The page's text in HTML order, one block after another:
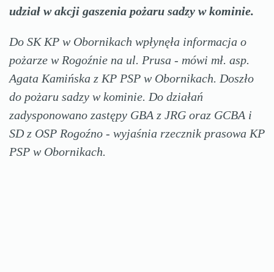
udział w akcji gaszenia pożaru sadzy w kominie.
Do SK KP w Obornikach wpłynęła informacja o
pożarze w Rogoźnie na ul. Prusa - mówi mł. asp.
Agata Kamińska z KP PSP w Obornikach. Doszło
do pożaru sadzy w kominie. Do działań
zadysponowano zastępy GBA z JRG oraz GCBA i
SD z OSP Rogoźno - wyjaśnia rzecznik prasowa KP
PSP w Obornikach.